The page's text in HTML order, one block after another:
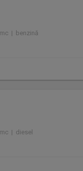
| benzină
| diesel